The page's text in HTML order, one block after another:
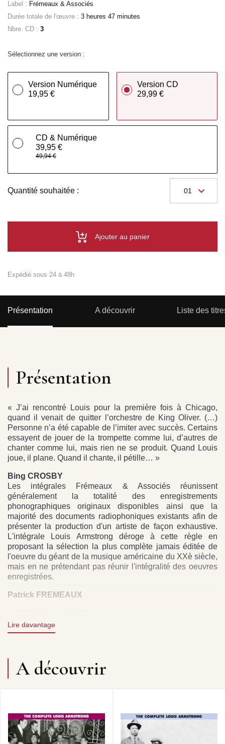
Label : Frémeaux & Associés
Durée totale de l'œuvre : 3 heures 47 minutes
Nbre. CD : 3
Sélectionnez une version :
Version Numérique
19,95 €
Version CD
29,99 €
CD & Numérique
39,95 €
49,94 €
Quantité souhaitée :
Ajouter au panier
Expédié sous 24 à 48h
Présentation A découvrir Liste des
Présentation
« J’ai rencontré Louis pour la première fois à Chicago,
quand il venait de quitter l’orchestre de King Oliver. (…)
Personne n’a été capable de l’imiter avec succès. Certains
essayent de jouer de la trompette comme lui, d’autres de
chanter comme lui, mais rien ne se produit. Quand Louis
joue, il plane. Quand il chante, il pétille… »
Bing CROSBY
Les intégrales Frémeaux & Associés réunissent
généralement la totalité des enregistrements
phonographiques originaux disponibles ainsi que la
majorité des documents radiophoniques existants afin de
présenter la production d'un artiste de façon exhaustive.
L'intégrale Louis Armstrong déroge à cette règle en
proposant la sélection la plus complète jamais éditée de
l'oeuvre du géant de la musique américaine du XXè siècle,
mais en ne prétendant pas réunir l'intégralité des oeuvres
enregistrées.
Patrick FREMEAUX
DROITS : DP / FREMEAUX & ASSOCIES.
“I first met Louis in Chicago, just after he left King Oliver’s
band (…) Nobody could copy him. Some were trying to
play the trumpet like he does, but nothing happened… It’s
all the original and available phonographic recordings and
the majority of existing radio documents for a
comprehensive portrayal of the artist. The Louis Armstrong
Lire davantage
A découvrir